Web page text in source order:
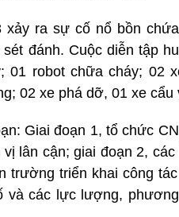
xảy ra sự cố nổ bồn
đánh. Cuộc diễn tập
01 robot chữa cháy; 02
02 xe phá dỡ, 01 xe cẩu
Giai đoạn 1, tổ chức
lân cận; giai đoạn 2,
trường triển khai công
và các lực lượng,